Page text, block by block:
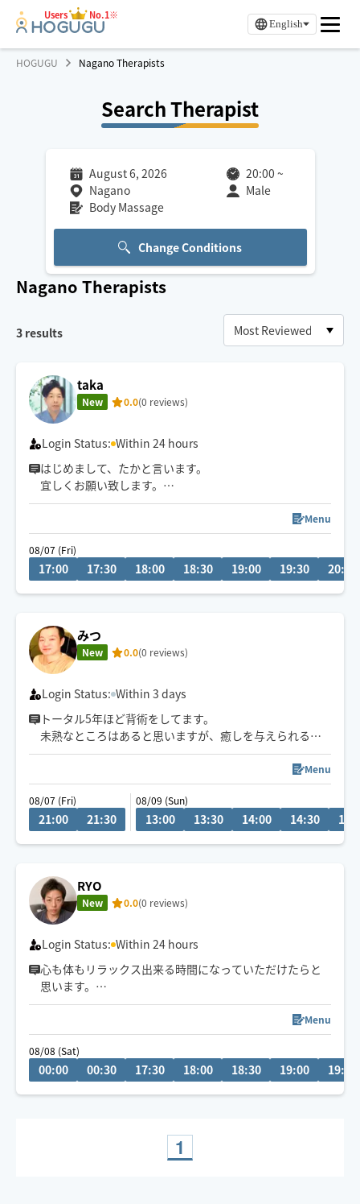
Users No.1※
English
HOGUGU Nagano Therapists
Search Therapist
August 6, 2026 20:00 ~
Nagano
Male
Body Massage
Change Conditions
Nagano Therapists
3 results
taka
New 0.0(0 reviews)
Login Status: Within 24 hours
はじめまして、たかと言います。
宜しくお願い致します。
🚙主に松本市、上田市にて対応しています。
お待ちしております。😊
☕️カレンダーにない日もお気軽にご連絡ください。
Menu
08/07 (Fri)
17:00 17:30 18:00 18:30 19:00 19:30 20:00
みつ
New 0.0(0 reviews)
Login Status: Within 3 days
トータル5年ほど背術をしてます。
未熟なところはあると思いますが、癒しを与えられる様
努めさせていただきます。
Menu
08/07 (Fri)
21:00 21:30
08/09 (Sun)
13:00 13:30 14:00 14:30
RYO
New 0.0(0 reviews)
Login Status: Within 24 hours
心も体もリラックス出来る時間になっていただけたらと
思います。
気軽な気楽なリラクゼーションを意識しています。しっ
かり今の状況を伺ってから癒しの時間にできたらと思い
ます。
カレンダーに入っていなくてもリクエスト頂けたら可能
な日もありますので是非気兼ねなく依頼してみてくださ
Menu
08/08 (Sat)
00:00 00:30 17:30 18:00 18:30 19:00 19:30
1